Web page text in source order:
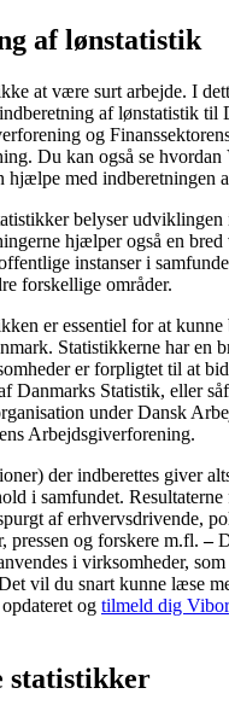
af lønstatistik
at være surt arbejde. I
af lønstatistik til
og
Du kan også se
hjælpe med indberetningen
belyser udviklingen
hjælper også en
instanser i
forskellige områder.
er essentiel for at
Statistikkerne har en
er forpligtet til at
Danmarks Statistik, eller
under Dansk
Arbejdsgiverforening.
der indberettes giver
i samfundet.
af erhvervsdrivende,
pressen og forskere m.fl.–
i virksomheder,
vil du snart kunne læse
og tilmeld dig
statistikker